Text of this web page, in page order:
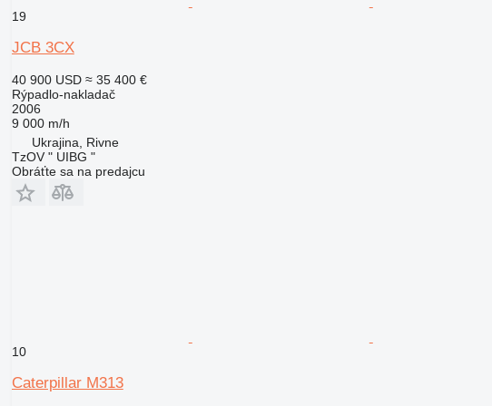
19
JCB 3CX
40 900 USD ≈ 35 400 €
Rýpadlo-nakladač
2006
9 000 m/h
Ukrajina, Rivne
TzOV " UIBG "
Obráťte sa na predajcu
10
Caterpillar M313